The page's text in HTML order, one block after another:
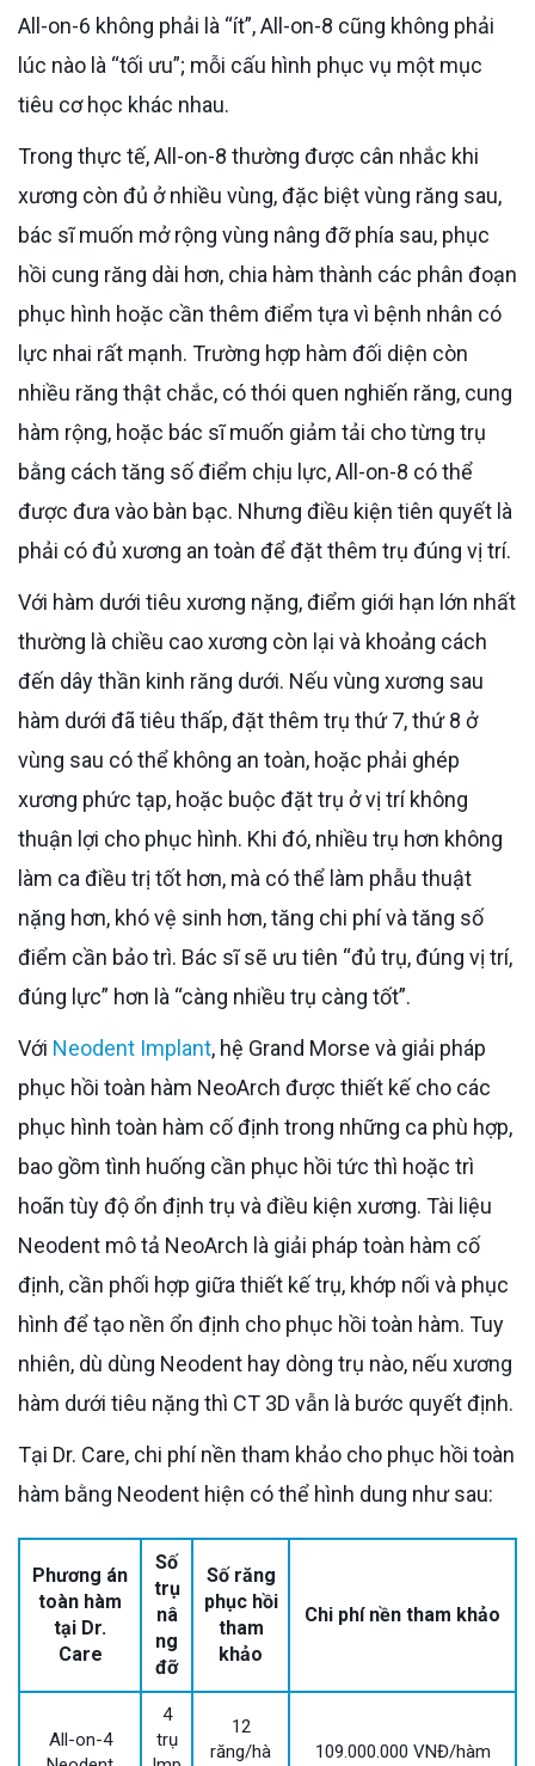
All-on-6 không phải là “ít”, All-on-8 cũng không phải
lúc nào là “tối ưu”; mỗi cấu hình phục vụ một mục
tiêu cơ học khác nhau.
Trong thực tế, All-on-8 thường được cân nhắc khi
xương còn đủ ở nhiều vùng, đặc biệt vùng răng sau,
bác sĩ muốn mở rộng vùng nâng đỡ phía sau, phục
hồi cung răng dài hơn, chia hàm thành các phân đoạn
phục hình hoặc cần thêm điểm tựa vì bệnh nhân có
lực nhai rất mạnh. Trường hợp hàm đối diện còn
nhiều răng thật chắc, có thói quen nghiến răng, cung
hàm rộng, hoặc bác sĩ muốn giảm tải cho từng trụ
bằng cách tăng số điểm chịu lực, All-on-8 có thể
được đưa vào bàn bạc. Nhưng điều kiện tiên quyết là
phải có đủ xương an toàn để đặt thêm trụ đúng vị trí.
Với hàm dưới tiêu xương nặng, điểm giới hạn lớn nhất
thường là chiều cao xương còn lại và khoảng cách
đến dây thần kinh răng dưới. Nếu vùng xương sau
hàm dưới đã tiêu thấp, đặt thêm trụ thứ 7, thứ 8 ở
vùng sau có thể không an toàn, hoặc phải ghép
xương phức tạp, hoặc buộc đặt trụ ở vị trí không
thuận lợi cho phục hình. Khi đó, nhiều trụ hơn không
làm ca điều trị tốt hơn, mà có thể làm phẫu thuật
nặng hơn, khó vệ sinh hơn, tăng chi phí và tăng số
điểm cần bảo trì. Bác sĩ sẽ ưu tiên “đủ trụ, đúng vị trí,
đúng lực” hơn là “càng nhiều trụ càng tốt”.
Với Neodent Implant, hệ Grand Morse và giải pháp
phục hồi toàn hàm NeoArch được thiết kế cho các
phục hình toàn hàm cố định trong những ca phù hợp,
bao gồm tình huống cần phục hồi tức thì hoặc trì
hoãn tùy độ ổn định trụ và điều kiện xương. Tài liệu
Neodent mô tả NeoArch là giải pháp toàn hàm cố
định, cần phối hợp giữa thiết kế trụ, khớp nối và phục
hình để tạo nền ổn định cho phục hồi toàn hàm. Tuy
nhiên, dù dùng Neodent hay dòng trụ nào, nếu xương
hàm dưới tiêu nặng thì CT 3D vẫn là bước quyết định.
Tại Dr. Care, chi phí nền tham khảo cho phục hồi toàn
hàm bằng Neodent hiện có thể hình dung như sau:
Phương án
toàn hàm
tại Dr.
Care
Số
trụ
nâ
ng
đỡ
Số răng
phục hồi
tham
khảo
Chi phí nền tham khảo
All-on-4
4
trụ
12
răng/hà
109.000.000 VNĐ/hàm